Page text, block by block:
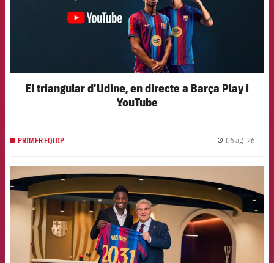
El triangular d’Udine, en directe a Barça Play i
YouTube
PRIMER EQUIP 06 ag. 26